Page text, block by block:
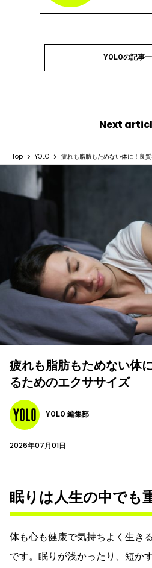
YOLOの記事
Next
Top YOLO 疲れも脂肪もためない体に！良
疲れも脂肪もためない体
るためのエクササイズ
YOLO 編集部
2026年07月01日
眠りは人生の中でも
体も心も健康で気持ちよく生き
です。眠りが浅かったり、短か